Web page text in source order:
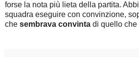
forse la nota più lieta della partita.
squadra eseguire con convinzione,
che sembrava convinta di quello che